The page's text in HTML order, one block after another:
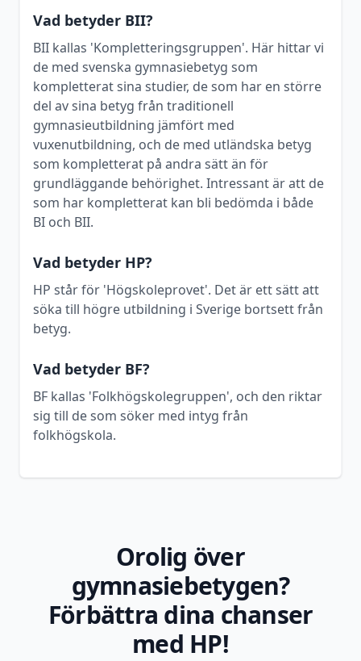
Vad betyder BII?
BII kallas 'Kompletteringsgruppen'. Här hittar vi
de med svenska gymnasiebetyg som
kompletterat sina studier, de som har en större
del av sina betyg från traditionell
gymnasieutbildning jämfört med
vuxenutbildning, och de med utländska betyg
som kompletterat på andra sätt än för
grundläggande behörighet. Intressant är att de
som har kompletterat kan bli bedömda i både
BI och BII.
Vad betyder HP?
HP står för 'Högskoleprovet'. Det är ett sätt att
söka till högre utbildning i Sverige bortsett från
betyg.
Vad betyder BF?
BF kallas 'Folkhögskolegruppen', och den riktar
sig till de som söker med intyg från
folkhögskola.
Orolig över
gymnasiebetygen?
Förbättra dina chanser
med HP!